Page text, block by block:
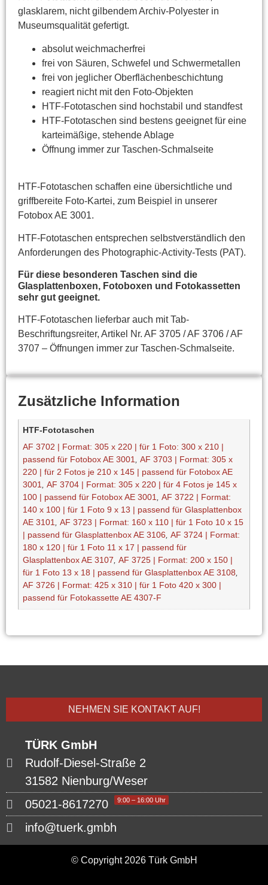
glasklarem, nicht gilbendem Archiv-Polyester in
Museumsqualität gefertigt.
absolut weichmacherfrei
frei von Säuren, Schwefel und Schwermetallen
frei von jeglicher Oberflächenbeschichtung
reagiert nicht mit den Foto-Objekten
HTF-Fototaschen sind hochstabil und standfest
HTF-Fototaschen sind bestens geeignet für eine
karteimäßige, stehende Ablage
Öffnung immer zur Taschen-Schmalseite
HTF-Fototaschen schaffen eine übersichtliche und
griffbereite Foto-Kartei, zum Beispiel in unserer
Fotobox AE 3001.
HTF-Fototaschen entsprechen selbstverständlich den
Anforderungen des Photographic-Activity-Tests (PAT).
Für diese besonderen Taschen sind die
Glasplattenboxen, Fotoboxen und Fotokassetten
sehr gut geeignet.
HTF-Fototaschen lieferbar auch mit Tab-
Beschriftungsreiter, Artikel Nr. AF 3705 / AF 3706 / AF
3707 – Öffnungen immer zur Taschen-Schmalseite.
Zusätzliche Information
HTF-Fototaschen
AF 3702 | Format: 305 x 220 | für 1 Foto: 300 x 210 |
passend für Fotobox AE 3001,AF 3703 | Format: 305 x
220 | für 2 Fotos je 210 x 145 | passend für Fotobox AE
3001,AF 3704 | Format: 305 x 220 | für 4 Fotos je 145 x
100 | passend für Fotobox AE 3001,AF 3722 | Format:
140 x 100 | für 1 Foto 9 x 13 | passend für Glasplattenbox
AE 3101,AF 3723 | Format: 160 x 110 | für 1 Foto 10 x 15
| passend für Glasplattenbox AE 3106,AF 3724 | Format:
180 x 120 | für 1 Foto 11 x 17 | passend für
Glasplattenbox AE 3107,AF 3725 | Format: 200 x 150 |
für 1 Foto 13 x 18 | passend für Glasplattenbox AE 3108,
AF 3726 | Format: 425 x 310 | für 1 Foto 420 x 300 |
passend für Fotokassette AE 4307-F
NEHMEN SIE KONTAKT AUF!
TÜRK GmbH
Rudolf-Diesel-Straße 2
31582 Nienburg/Weser
05021-8617270
9:00 – 16:00 Uhr
info@tuerk.gmbh
© Copyright 2026 Türk GmbH